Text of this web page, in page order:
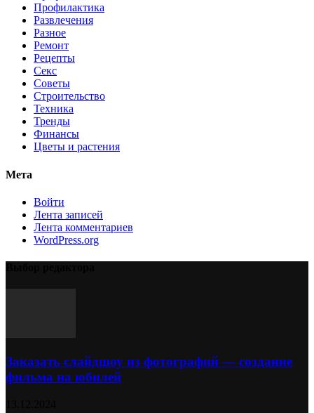
Профилактика
Развлечения
Разное
Ремонт
Рецепты
Секс
Советы
Строительство
Техника
Тренды
Финансы
Цветы и растения
Мета
Войти
Лента записей
Лента комментариев
WordPress.org
Заказать слайдшоу из фотографий — создание
фильма на юбилей